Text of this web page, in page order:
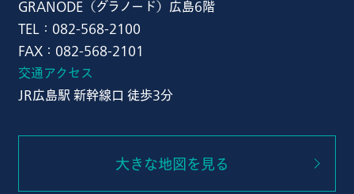
GRANODE（グラノード）広島6階
TEL：082-568-2100
FAX：082-568-2101
交通アクセス
JR広島駅 新幹線口 徒歩3分
大きな地図を見る